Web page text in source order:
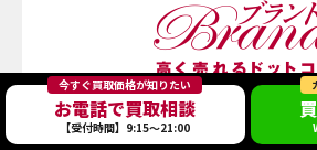
今すぐ買取価格が知りたい
お電話で買取相談
【受付時間】9:15～21:00
運営会社